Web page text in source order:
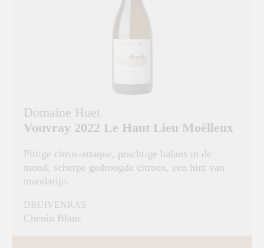
Domaine Huet
Vouvray 2022 Le Haut Lieu Moëlleux
Pittige citrus-attaque, prachtige balans in de
mond, scherpe gedroogde citroen, een hint van
mandarijn.
DRUIVENRAS
Chenin Blanc